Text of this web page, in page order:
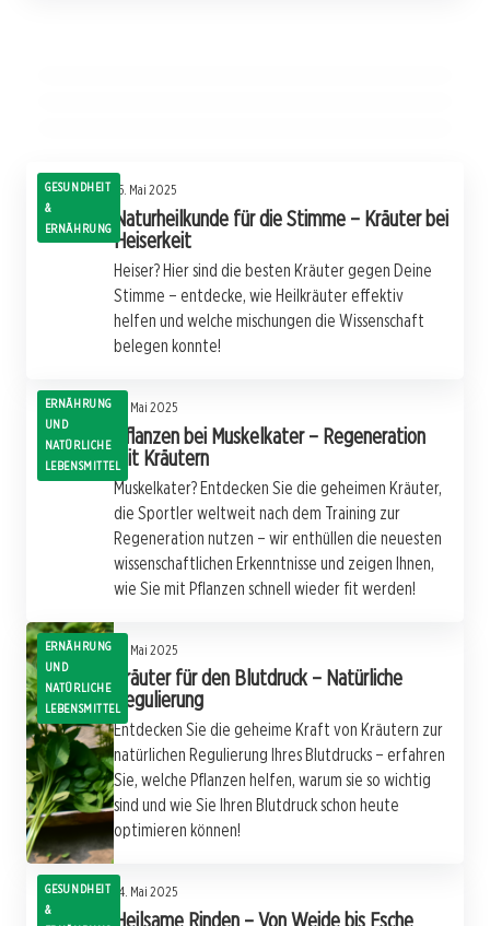
GESUNDHEIT
&
ERNÄHRUNG
15. Mai 2025
Naturheilkunde für die Stimme – Kräuter bei
Heiserkeit
Heiser? Hier sind die besten Kräuter gegen Deine
Stimme – entdecke, wie Heilkräuter effektiv
helfen und welche mischungen die Wissenschaft
belegen konnte!
ERNÄHRUNG
UND
NATÜRLICHE
LEBENSMITTEL
14. Mai 2025
Pflanzen bei Muskelkater – Regeneration
mit Kräutern
Muskelkater? Entdecken Sie die geheimen Kräuter,
die Sportler weltweit nach dem Training zur
Regeneration nutzen – wir enthüllen die neuesten
wissenschaftlichen Erkenntnisse und zeigen Ihnen,
wie Sie mit Pflanzen schnell wieder fit werden!
ERNÄHRUNG
UND
NATÜRLICHE
LEBENSMITTEL
14. Mai 2025
Kräuter für den Blutdruck – Natürliche
Regulierung
Entdecken Sie die geheime Kraft von Kräutern zur
natürlichen Regulierung Ihres Blutdrucks – erfahren
Sie, welche Pflanzen helfen, warum sie so wichtig
sind und wie Sie Ihren Blutdruck schon heute
optimieren können!
GESUNDHEIT
&
14. Mai 2025
Heilsame Rinden – Von Weide bis Esche